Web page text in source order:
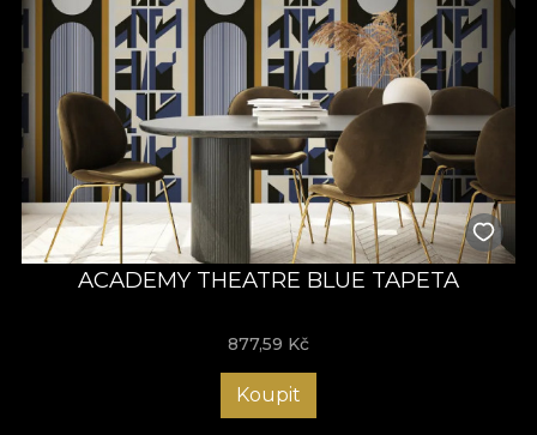
ACADEMY THEATRE BLUE TAPETA
877,59 Kč
Koupit